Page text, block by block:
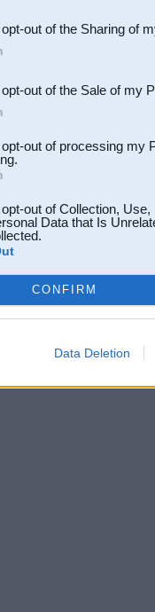
Participants
out of the Sharing of
out of the Sale of my
out of processing my
out of Collection,
Data that Is
CONFIRM
Data Deletion